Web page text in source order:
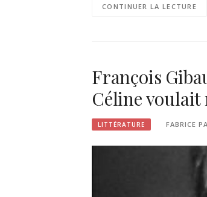
CONTINUER LA LECTURE
François
Céline
LITTÉRATURE FABRICE